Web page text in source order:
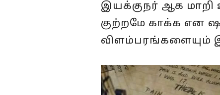
இயக்குநர் ஆக மாறி
குற்றமே காக்க என
விளம்பரங்களையும்